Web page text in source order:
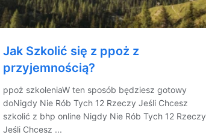
Jak Szkolić się z ppoż z
przyjemnością?
ppoż szkoleniaW ten sposób będziesz gotowy
doNigdy Nie Rób Tych 12 Rzeczy Jeśli Chcesz
szkolić z bhp online Nigdy Nie Rób Tych 12 Rzeczy
Jeśli Chcesz ...